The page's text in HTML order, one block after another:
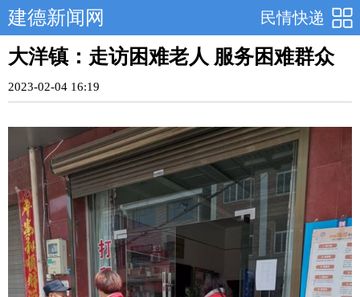
民情快递
建德新闻网
大洋镇：走访困难老人 服务困难群众
2023-02-04 16:19